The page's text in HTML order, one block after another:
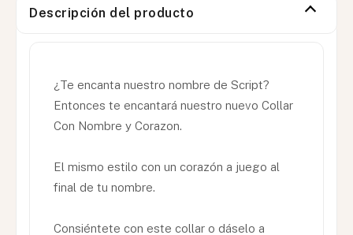
Descripción del producto
¿Te encanta nuestro nombre de Script?
Entonces te encantará nuestro nuevo Collar
Con Nombre y Corazon.
El mismo estilo con un corazón a juego al
final de tu nombre.
Consiéntete con este collar o dáselo a